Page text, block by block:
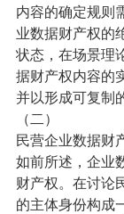
内容的确定规则
业数据财产权的
状态，在场景理
据财产权内容的
并以形成可复制
（二）
民营企业数据财
如前所述，企业
财产权。在讨论
的主体身份构成